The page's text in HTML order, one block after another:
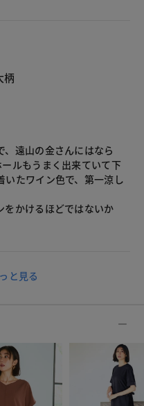
柄
遠山の金さんにはなら
ルもうまく出来ていて下
いたワイン色で、第一涼し
をかけるほどではないか
と見る